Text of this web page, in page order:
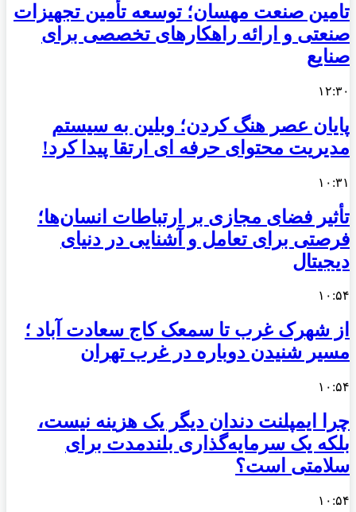
تامین صنعت مهسان؛ توسعه تأمین تجهیزات
صنعتی و ارائه راهکارهای تخصصی برای
صنایع
۱۲:۳۰
پایان عصر هنگ کردن؛ وبلین به سیستم
مدیریت محتوای حرفه ای ارتقا پیدا کرد!
۱۰:۳۱
تأثیر فضای مجازی بر ارتباطات انسان‌ها؛
فرصتی برای تعامل و آشنایی در دنیای
دیجیتال
۱۰:۵۴
از شهرک غرب تا سمعک کاج سعادت آباد ؛
مسیر شنیدن دوباره در غرب تهران
۱۰:۵۴
چرا ایمپلنت دندان دیگر یک هزینه نیست،
بلکه یک سرمایه‌گذاری بلندمدت برای
سلامتی است؟
۱۰:۵۴